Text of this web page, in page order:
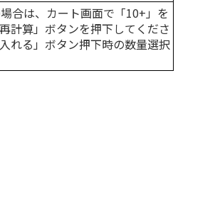
合は、カート画面で「10+」を
計算」ボタンを押下してくださ
れる」ボタン押下時の数量選択